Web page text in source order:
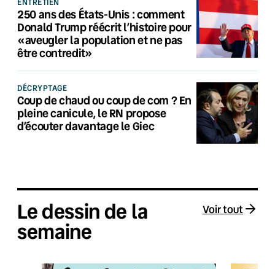
250 ans des États-Unis : comment
Donald Trump réécrit l’histoire pour
«aveugler la population et ne pas
être contredit»
DÉCRYPTAGE
Coup de chaud ou coup de com ? En
pleine canicule, le RN propose
d’écouter davantage le Giec
Le dessin de la
semaine
Voir tout